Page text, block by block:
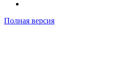
Полная версия